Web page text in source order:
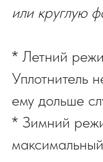
или круглую
* Летний
Уплотнитель
ему дольше
* Зимний